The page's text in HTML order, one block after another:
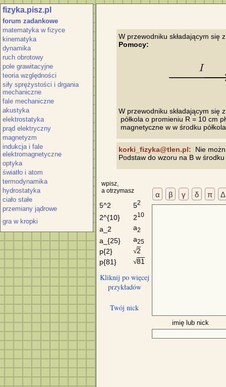
fizyka.pisz.pl
forum zadankowe
matematyka w fizyce
kinematyka
dynamika
ruch obrotowy
pole grawitacyjne
teoria względności
siły sprężystości i drgania
mechaniczne
fale mechaniczne
akustyka
elektrostatyka
prąd elektryczny
magnetyzm
indukcja i fale
elektromagnetyczne
optyka
światło i atom
termodynamika
hydrostatyka
ciało stałe
przemiany jądrowe
gra w kropki
Pomocy:
W przewodniku składającym się
półkola o promieniu R = 10 cm
korki_fizyka@tlen.pl:
Nie
α β γ δ π Δ
imię lub nick
wpisz,
a otrzymasz
5^2 52
2^{10} 210
a_2 a2
a_{25} a25
p{2} √2
p{81}
√81
Kliknij po więcej
przykładów
Twój nick